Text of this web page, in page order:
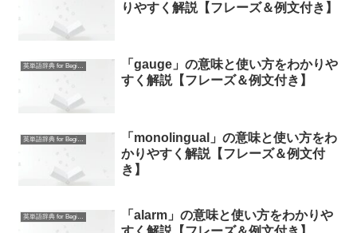
りやすく解説【フレーズ＆例文付き】
英単語辞典 for Beginners
「gauge」の意味と使い方をわかりや
すく解説【フレーズ＆例文付き】
英単語辞典 for Beginners
「monolingual」の意味と使い方をわ
かりやすく解説【フレーズ＆例文付
き】
英単語辞典 for Beginners
「alarm」の意味と使い方をわかりや